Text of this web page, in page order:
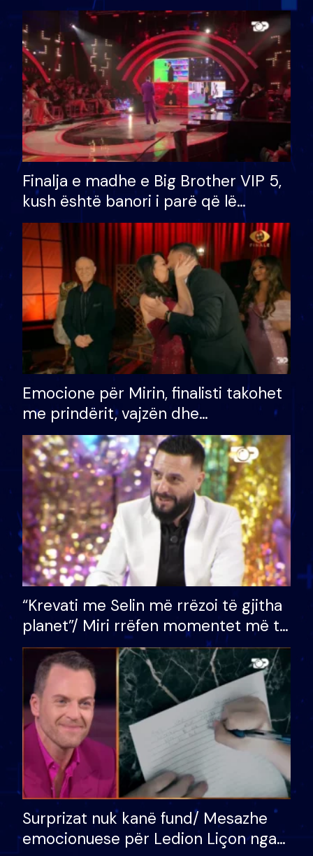
Finalja e madhe e Big Brother VIP 5,
kush është banori i parë që lë
shtëpinë dhe humb mundësinë për
të fituar çmimin e madh
Emocione për Mirin, finalisti takohet
me prindërit, vajzën dhe
bashkëshorten: S’kemi ndonjë letër
divorci apo jo?
“Krevati me Selin më rrëzoi të gjitha
planet”/ Miri rrëfen momentet më të
bukura në shtëpinë e BB VIP: Do më
mungojë zilja e mëngjesit kur…
Surprizat nuk kanë fund/ Mesazhe
emocionuese për Ledion Liçon nga